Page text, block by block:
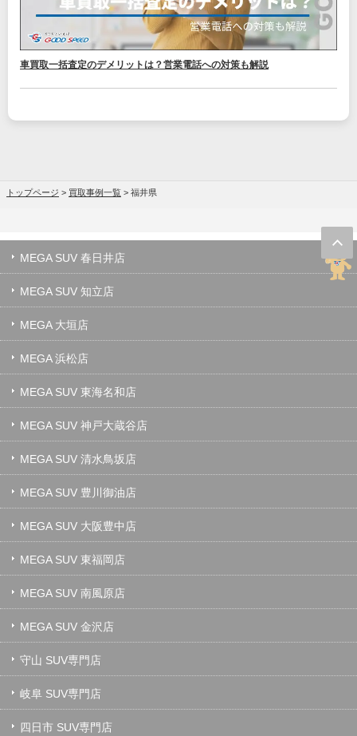
車買取一括査定のデメリットは？営業電話への対策も解説
トップページ > 買取事例一覧 > 福井県
MEGA SUV 春日井店
MEGA SUV 知立店
MEGA 大垣店
MEGA 浜松店
MEGA SUV 東海名和店
MEGA SUV 神戸大蔵谷店
MEGA SUV 清水鳥坂店
MEGA SUV 豊川御油店
MEGA SUV 大阪豊中店
MEGA SUV 東福岡店
MEGA SUV 南風原店
MEGA SUV 金沢店
守山 SUV専門店
岐阜 SUV専門店
四日市 SUV専門店